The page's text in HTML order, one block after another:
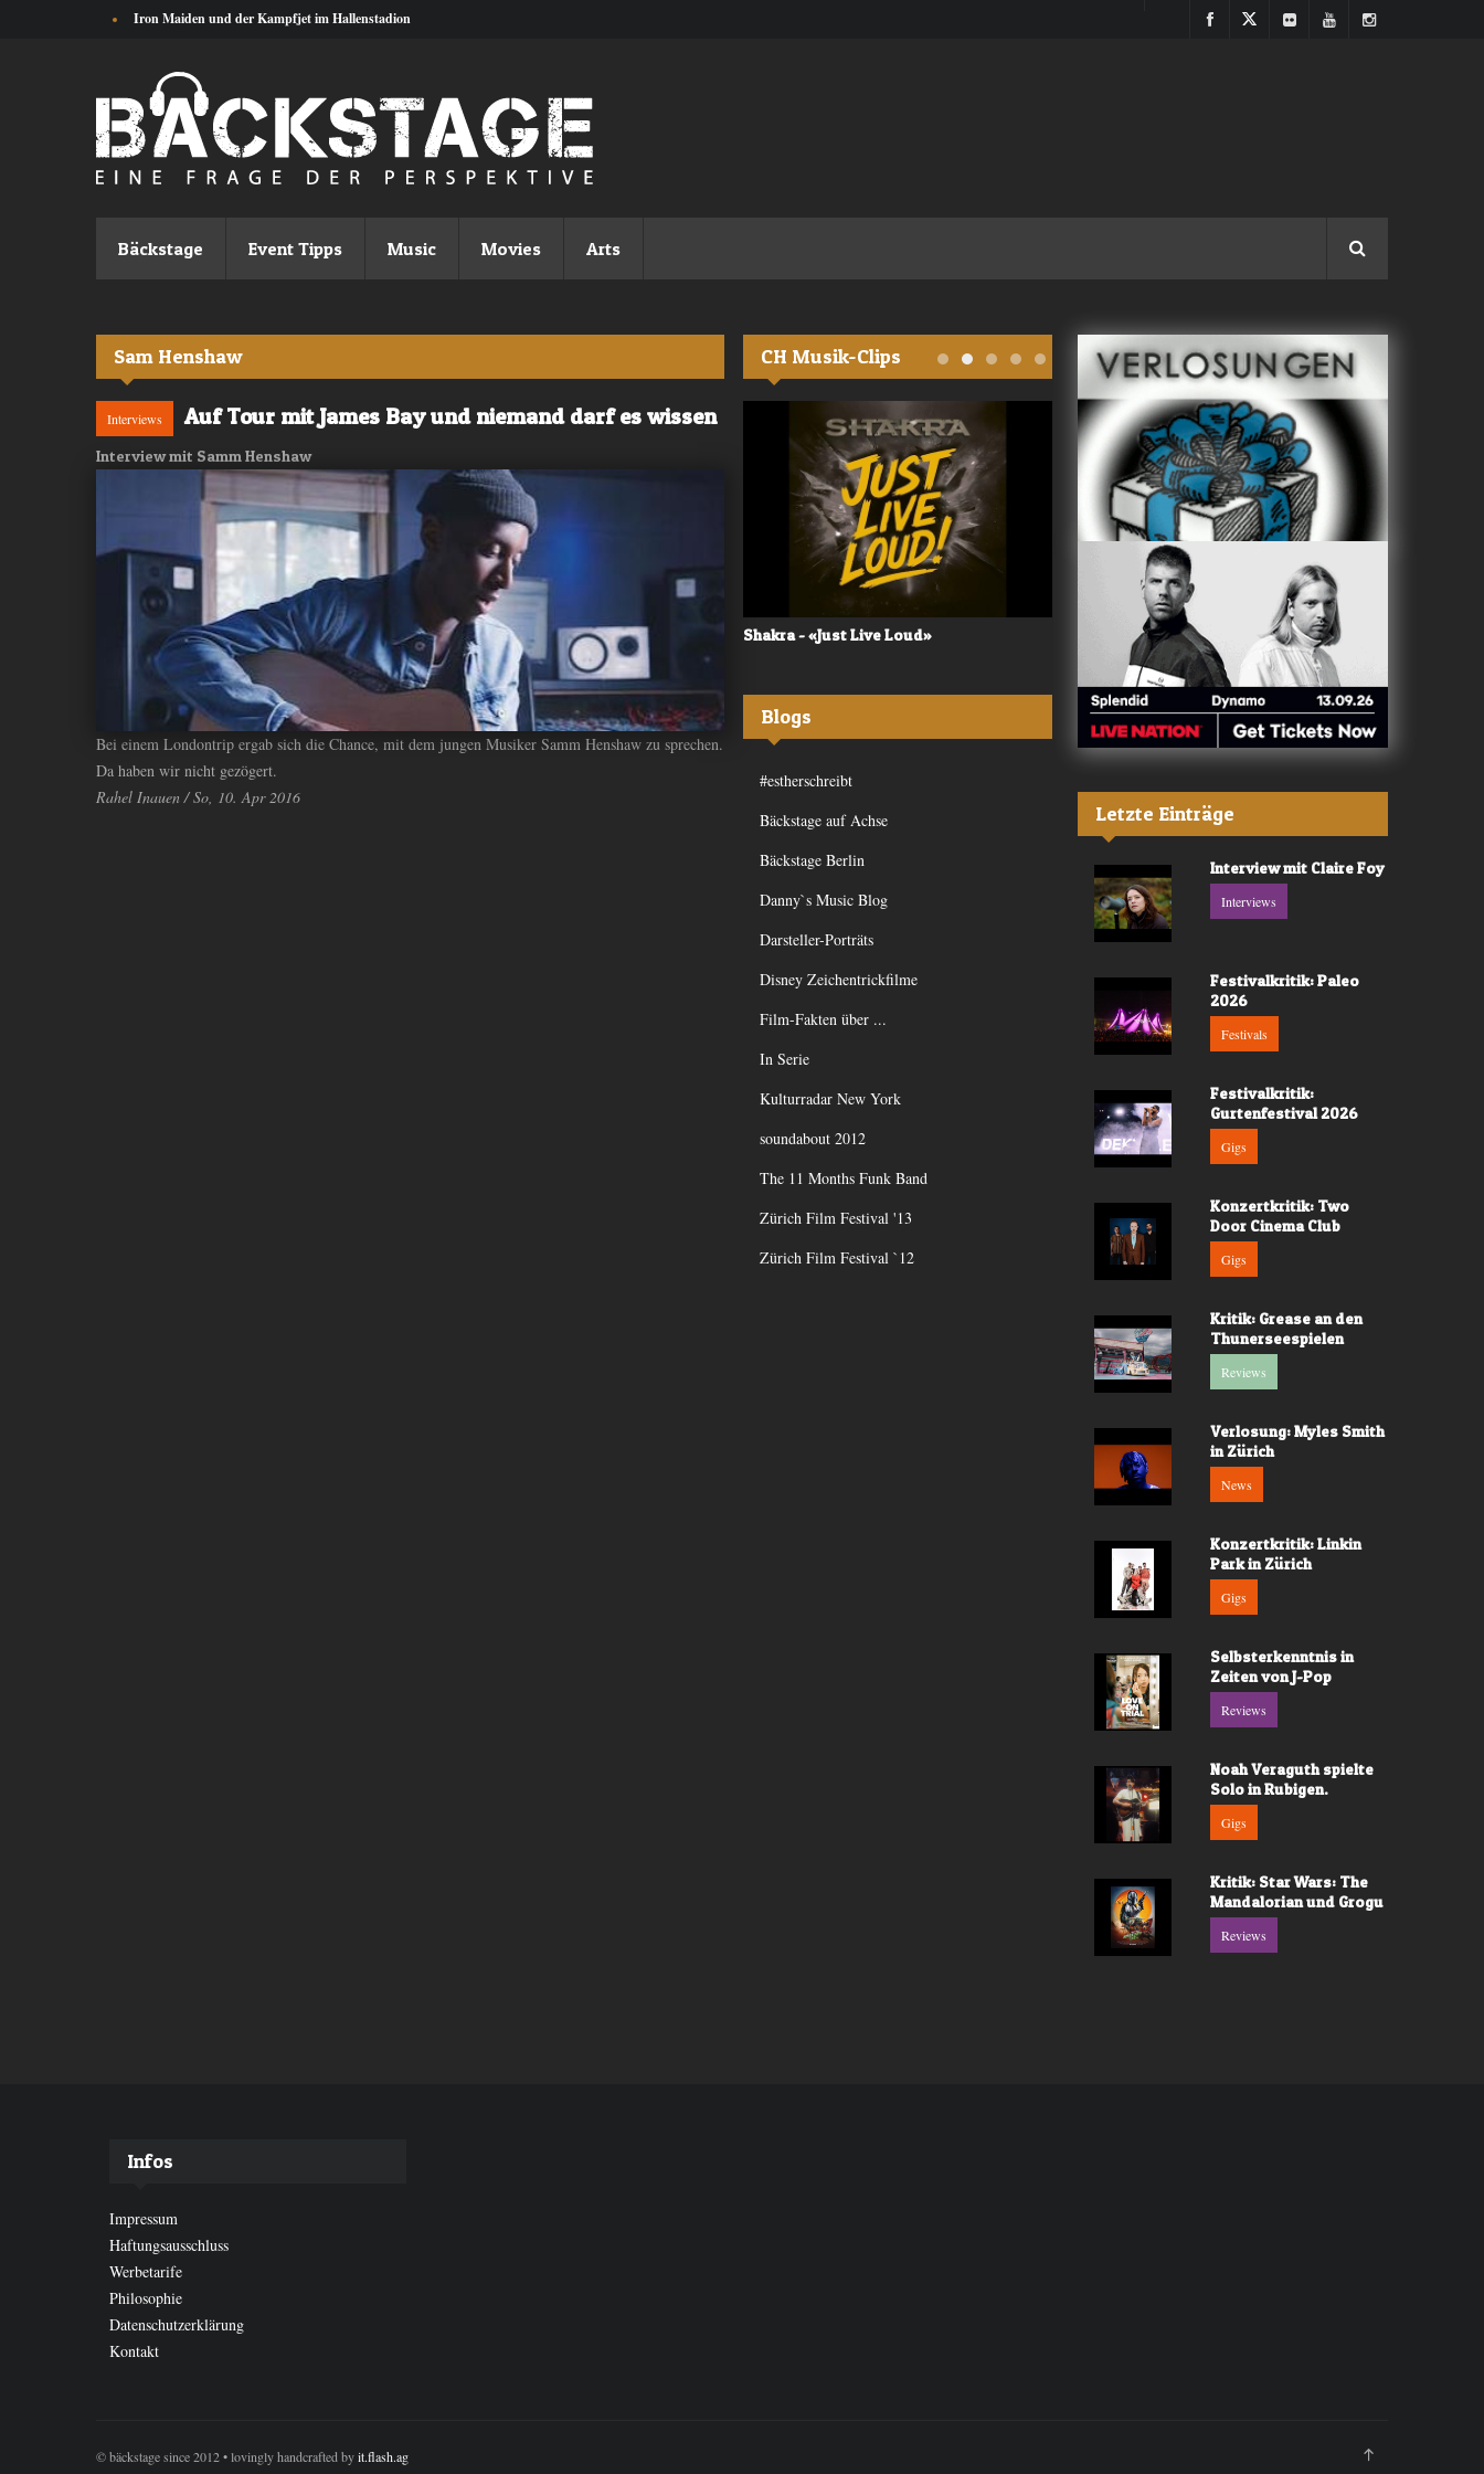
Iron Maiden und der Kampfjet im Hallenstadion
Bäckstage Event Tipps Music Movies Arts
Sam Henshaw
Interviews Auf Tour mit James Bay und niemand darf es wissen
Interview mit Samm Henshaw
Bei einem Londontrip ergab sich die Chance, mit dem jungen Musiker Samm Henshaw zu sprechen.
Da haben wir nicht gezögert.
Rahel Inauen / So, 10. Apr 2016
CH Musik-Clips
ANDIYAH - «Frequency» Shakra - «Just Live Loud» Valerù - «IL MARE»
Blogs
#estherschreibt
Bäckstage auf Achse
Bäckstage Berlin
Danny`s Music Blog
Darsteller-Porträts
Disney Zeichentrickfilme
Film-Fakten über ...
In Serie
Kulturradar New York
soundabout 2012
The 11 Months Funk Band
Zürich Film Festival '13
Zürich Film Festival `12
Letzte Einträge
Interview mit Claire Foy
Interviews
Festivalkritik: Paleo
2026
Festivals
Festivalkritik:
Gurtenfestival 2026
Gigs
Konzertkritik: Two
Door Cinema Club
Gigs
Kritik: Grease an den
Thunerseespielen
Reviews
Verlosung: Myles Smith
in Zürich
News
Konzertkritik: Linkin
Park in Zürich
Gigs
Selbsterkenntnis in
Zeiten von J-Pop
Reviews
Noah Veraguth spielte
Solo in Rubigen.
Gigs
Kritik: Star Wars: The
Mandalorian und Grogu
Reviews
Infos
Impressum
Haftungsausschluss
Werbetarife
Philosophie
Datenschutzerklärung
Kontakt
© bäckstage since 2012 • lovingly handcrafted byit.flash.ag